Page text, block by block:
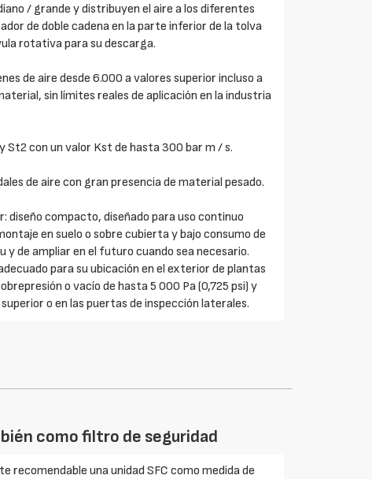
/ grande y distribuyen el aire a los diferentes
de doble cadena en la parte inferior de la tolva
rotativa para su descarga.
de aire desde 6.000 a valores superior incluso a
sin límites reales de aplicación en la industria
con un valor Kst de hasta 300 bar m / s.
de aire con gran presencia de material pesado.
compacto, diseñado para uso continuo
en suelo o sobre cubierta y bajo consumo de
de ampliar en el futuro cuando sea necesario.
para su ubicación en el exterior de plantas
o vacío de hasta 5 000 Pa (0,725 psi) y
o en las puertas de inspección laterales.
como filtro de seguridad
recomendable una unidad SFC como medida de